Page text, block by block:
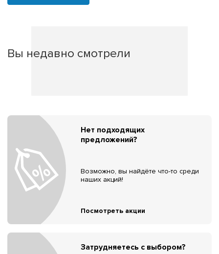
Вы недавно смотрели
Нет подходящих
предложений?
Возможно, вы найдёте что-то среди
наших акций!
Посмотреть акции
Затрудняетесь с выбором?